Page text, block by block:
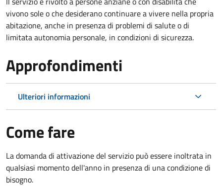
vivono sole o che desiderano continuare a vivere nella propria
abitazione, anche in presenza di problemi di salute o di
limitata autonomia personale, in condizioni di sicurezza.
Approfondimenti
Ulteriori informazioni
Come fare
La domanda di attivazione del servizio può essere inoltrata in
qualsiasi momento dell'anno in presenza di una condizione di
bisogno.